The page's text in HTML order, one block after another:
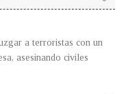
a terroristas con un
asesinando civiles